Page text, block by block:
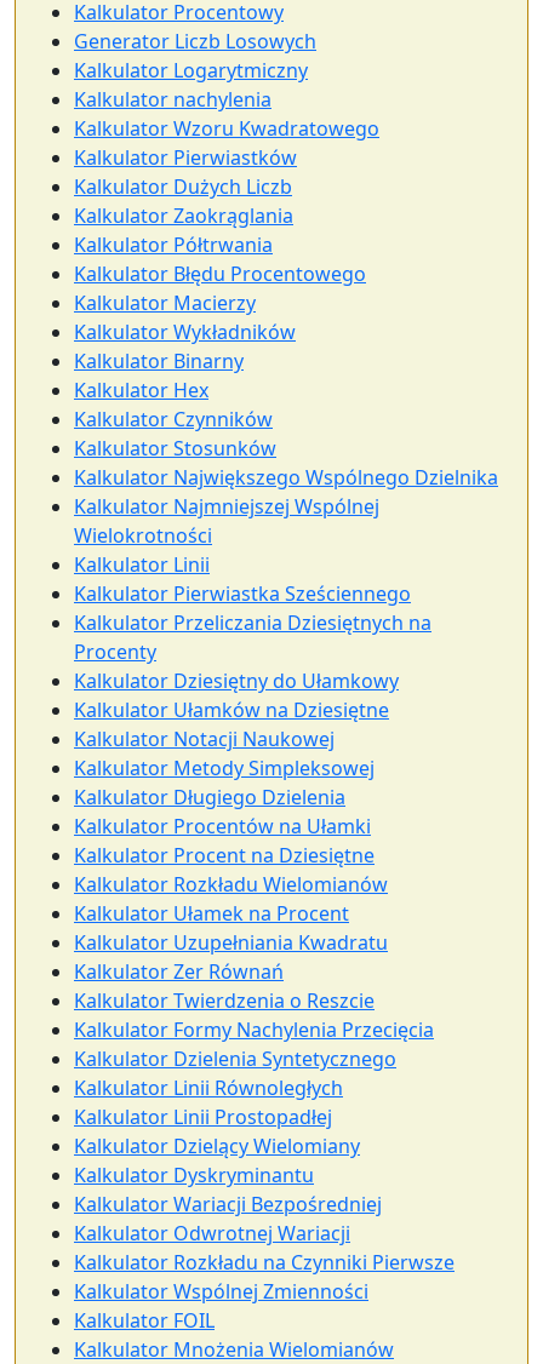
Kalkulator Procentowy
Generator Liczb Losowych
Kalkulator Logarytmiczny
Kalkulator nachylenia
Kalkulator Wzoru Kwadratowego
Kalkulator Pierwiastków
Kalkulator Dużych Liczb
Kalkulator Zaokrąglania
Kalkulator Półtrwania
Kalkulator Błędu Procentowego
Kalkulator Macierzy
Kalkulator Wykładników
Kalkulator Binarny
Kalkulator Hex
Kalkulator Czynników
Kalkulator Stosunków
Kalkulator Największego Wspólnego Dzielnika
Kalkulator Najmniejszej Wspólnej
Wielokrotności
Kalkulator Linii
Kalkulator Pierwiastka Sześciennego
Kalkulator Przeliczania Dziesiętnych na
Procenty
Kalkulator Dziesiętny do Ułamkowy
Kalkulator Ułamków na Dziesiętne
Kalkulator Notacji Naukowej
Kalkulator Metody Simpleksowej
Kalkulator Długiego Dzielenia
Kalkulator Procentów na Ułamki
Kalkulator Procent na Dziesiętne
Kalkulator Rozkładu Wielomianów
Kalkulator Ułamek na Procent
Kalkulator Uzupełniania Kwadratu
Kalkulator Zer Równań
Kalkulator Twierdzenia o Reszcie
Kalkulator Formy Nachylenia Przecięcia
Kalkulator Dzielenia Syntetycznego
Kalkulator Linii Równoległych
Kalkulator Linii Prostopadłej
Kalkulator Dzielący Wielomiany
Kalkulator Dyskryminantu
Kalkulator Wariacji Bezpośredniej
Kalkulator Odwrotnej Wariacji
Kalkulator Rozkładu na Czynniki Pierwsze
Kalkulator Wspólnej Zmienności
Kalkulator FOIL
Kalkulator Mnożenia Wielomianów